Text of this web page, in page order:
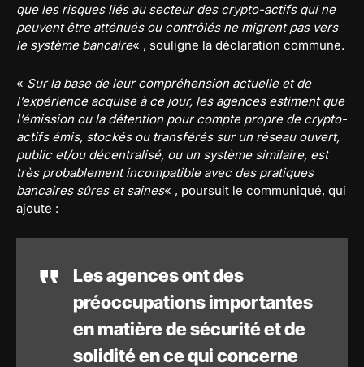
que les risques liés au secteur des crypto-actifs qui ne
peuvent être atténués ou contrôlés ne migrent pas vers
le système bancaire« , souligne la déclaration commune.
« Sur la base de leur compréhension actuelle et de
l’expérience acquise à ce jour, les agences estiment que
l’émission ou la détention pour compte propre de crypto-
actifs émis, stockés ou transférés sur un réseau ouvert,
public et/ou décentralisé, ou un système similaire, est
très probablement incompatible avec des pratiques
bancaires sûres et saines« , poursuit le communiqué, qui
ajoute :
Les agences ont des
préoccupations importantes
en matière de sécurité et de
solidité en ce qui concerne